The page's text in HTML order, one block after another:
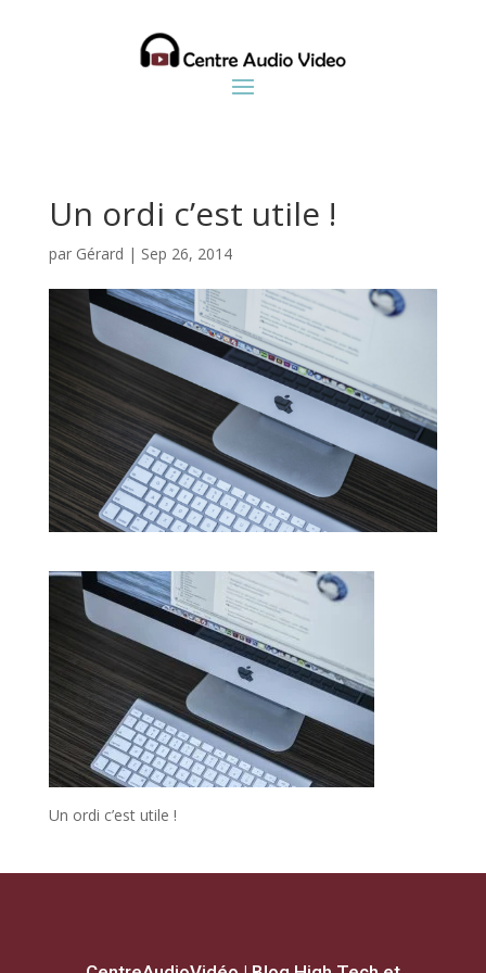
Un ordi c’est utile !
par Gérard | Sep 26, 2014
Un ordi c’est utile !